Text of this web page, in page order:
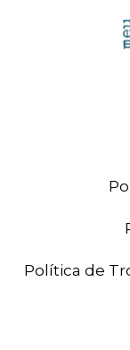
Política de